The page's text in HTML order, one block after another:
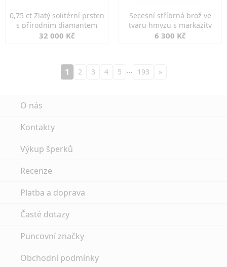
0,75 ct Zlatý solitérní prsten
s přírodním diamantem
32 000 Kč
Secesní stříbrná brož ve
tvaru hmyzu s markazity
6 300 Kč
1 2 3 4 5 … 193 »
O nás
Kontakty
Výkup šperků
Recenze
Platba a doprava
Časté dotazy
Puncovní značky
Obchodní podmínky